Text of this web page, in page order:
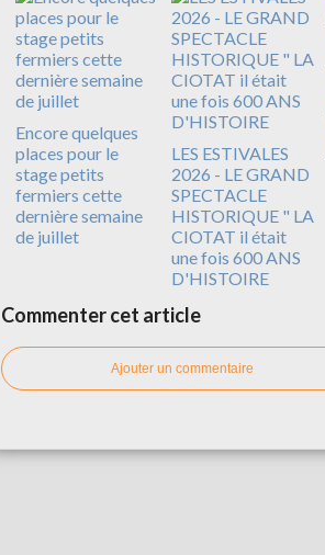
Encore quelques
places pour le
stage petits
fermiers cette
dernière semaine
de juillet
LES ESTIVALES
2026 - LE GRAND
SPECTACLE
HISTORIQUE " LA
CIOTAT il était
une fois 600 ANS
D'HISTOIRE
Commenter cet article
Ajouter un commentaire